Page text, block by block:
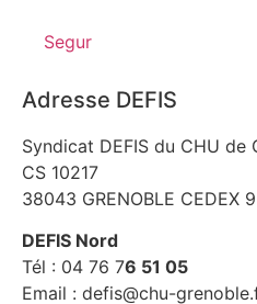
Segur
Adresse DEFIS
Syndicat DEFIS du CHU de
CS 10217
38043 GRENOBLE CEDEX 9
DEFIS Nord
Tél : 04 76 76 51 05
Email : defis@chu-